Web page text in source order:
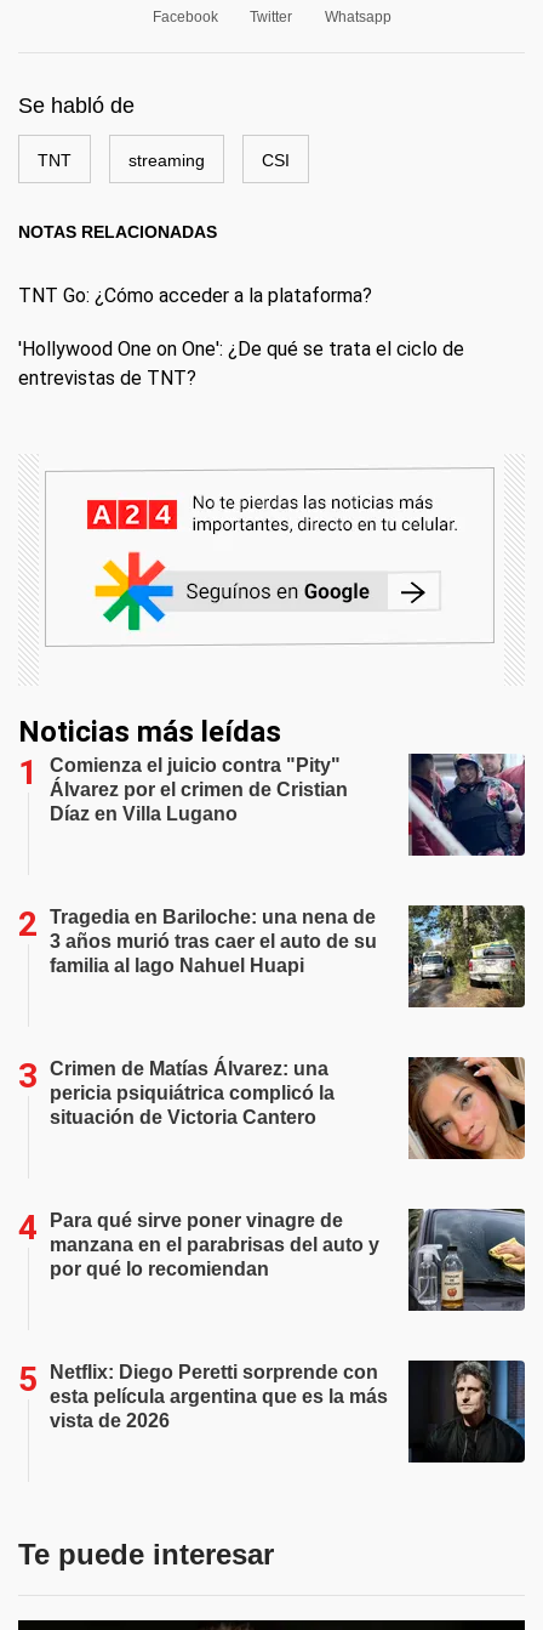
Facebook Twitter Whatsapp
Se habló de
TNT streaming CSI
NOTAS RELACIONADAS
TNT Go: ¿Cómo acceder a la plataforma?
'Hollywood One on One': ¿De qué se trata el ciclo de
entrevistas de TNT?
Noticias más leídas
Comienza el juicio contra "Pity"
Álvarez por el crimen de Cristian
Díaz en Villa Lugano
Tragedia en Bariloche: una nena de
3 años murió tras caer el auto de su
familia al lago Nahuel Huapi
Crimen de Matías Álvarez: una
pericia psiquiátrica complicó la
situación de Victoria Cantero
Para qué sirve poner vinagre de
manzana en el parabrisas del auto y
por qué lo recomiendan
Netflix: Diego Peretti sorprende con
esta película argentina que es la más
vista de 2026
Te puede interesar